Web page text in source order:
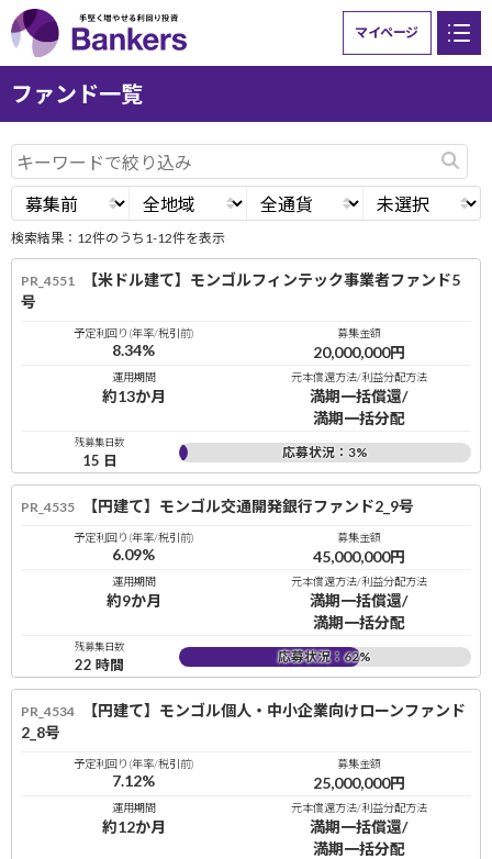
マイページ
ファンド一覧
検索結果： 12件のうち 1-12件を表示
PR_4551
【米ドル建て】モンゴルフィンテック事業者ファンド5
号
予定利回り(年率/税引前)
8.34%
募集金額
20,000,000円
運用期間
約13か月
元本償還方法/利益分配方法
満期一括償還/
満期一括分配
残募集日数
15 日 応募状況： 3%
PR_4535 【円建て】モンゴル交通開発銀行ファンド2_9号
予定利回り(年率/税引前)
6.09%
募集金額
45,000,000円
運用期間
約9か月
元本償還方法/利益分配方法
満期一括償還/
満期一括分配
残募集日数
22 時間 応募状況：62%
PR_4534
【円建て】モンゴル個人・中小企業向けローンファンド
2_8号
予定利回り(年率/税引前)
7.12%
募集金額
25,000,000円
運用期間
約12か月
元本償還方法/利益分配方法
満期一括償還/
満期一括分配